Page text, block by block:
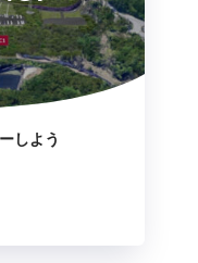
しよう